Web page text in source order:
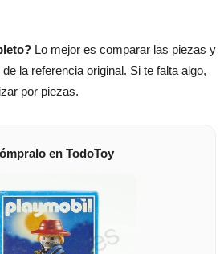
Lo mejor es comparar las piezas y
la referencia original. Si te falta algo,
por piezas.
en TodoToy